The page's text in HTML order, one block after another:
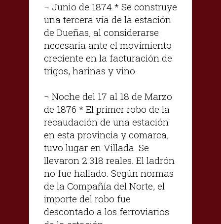
¬ Junio de 1874 * Se construye
una tercera vía de la estación
de Dueñas, al considerarse
necesaria ante el movimiento
creciente en la facturación de
trigos, harinas y vino.
¬ Noche del 17 al 18 de Marzo
de 1876 * El primer robo de la
recaudación de una estación
en esta provincia y comarca,
tuvo lugar en Villada. Se
llevaron 2.318 reales. El ladrón
no fue hallado. Según normas
de la Compañía del Norte, el
importe del robo fue
descontado a los ferroviarios